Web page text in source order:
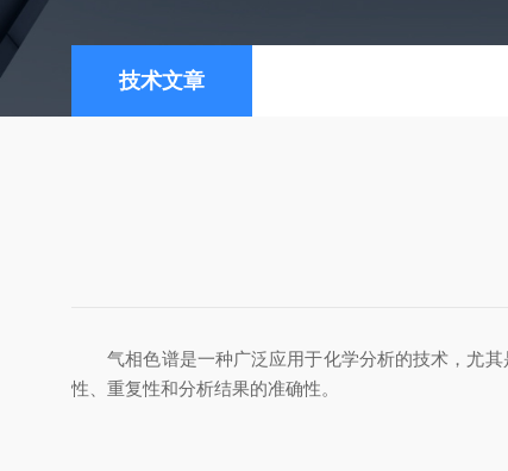
技术文章
气相色谱是一种广泛应用于化学分析的技术，尤其
性、重复性和分析结果的准确性。